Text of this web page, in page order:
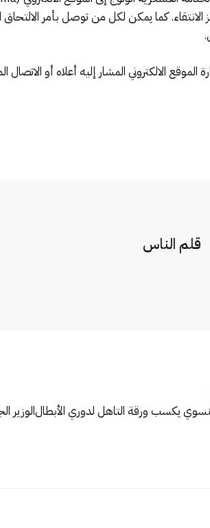
الانتقاء. كما يمكن لكل من توصل بأمر
الموقع الالكتروني المشار إليه أعلاه أو
قلم الناس
يكسب ورقة التاهل لدوري الأبطالالوزير